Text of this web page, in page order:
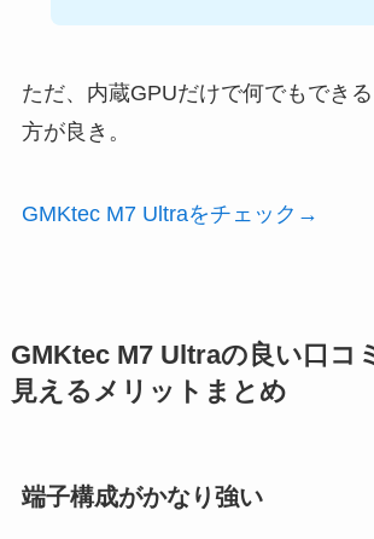
ただ、内蔵GPUだけで何でもでき
方が良き。
GMKtec M7 Ultraをチェック→
GMKtec M7 Ultraの良い口コ
見えるメリットまとめ
端子構成がかなり強い